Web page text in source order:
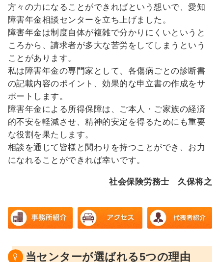
方々の力になることができればという想いで、愛知
障害年金相談センターを立ち上げました。
障害年金は制度自体が複雑で分かりにくいというと
ころから、請求者が多大な苦労をしてしまうという
ことがあります。
私は障害年金の専門家として、各傷病ごとの診断書
の記載内容のポイント、効果的な申立書の作成をサ
ポートします。
障害年金による所得保障は、ご本人・ご家族の経済
的不安を軽減させ、精神的安定を得るためにも重要
な役割を果たします。
相談を通じて皆様と関わりを持つことができ、お力
になれることができれば幸いです。
社会保険労務士 久保将之
当センターが選ばれる5つの理由